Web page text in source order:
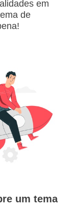
em
de
um tema